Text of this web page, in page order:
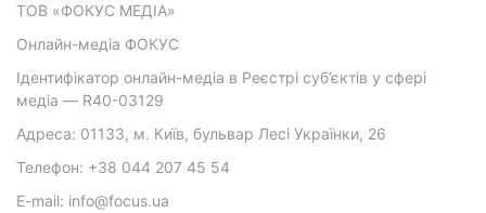
ТОВ «ФОКУС МЕДІА»
Онлайн-медіа ФОКУС
Ідентифікатор онлайн-медіа в Реєстрі суб’єктів у сфері
медіа — R40-03129
Адреса: 01133, м. Київ, бульвар Лесі Українки, 26
Телефон: +38 044 207 45 54
E-mail: info@focus.ua